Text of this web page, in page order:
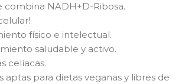
combina NADH+D-Ribosa.
físico e intelectual.
saludable y activo.
celíacas.
aptas para dietas veganas y libres de